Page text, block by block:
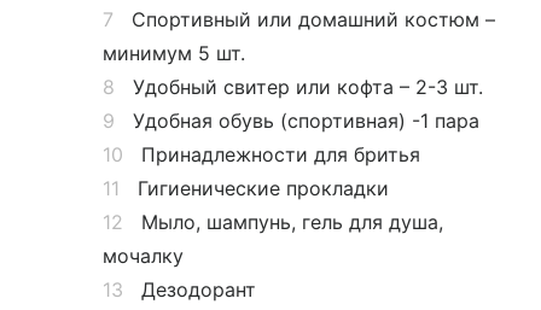
Спортивный или домашний костюм –
минимум 5 шт.
Удобный свитер или кофта – 2-3 шт.
Удобная обувь (спортивная) -1 пара
Принадлежности для бритья
Гигиенические прокладки
Мыло, шампунь, гель для душа,
мочалку
Дезодорант